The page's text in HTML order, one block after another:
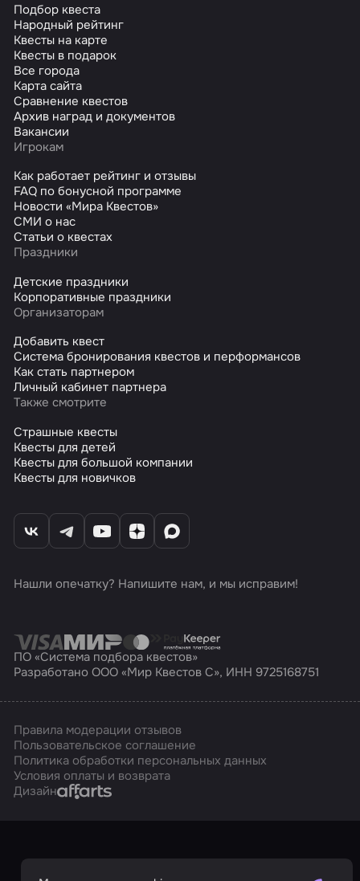
Подбор квеста
Народный рейтинг
Квесты на карте
Квесты в подарок
Все города
Карта сайта
Сравнение квестов
Архив наград и документов
Вакансии
Игрокам
Как работает рейтинг и отзывы
FAQ по бонусной программе
Новости «Мира Квестов»
СМИ о нас
Статьи о квестах
Праздники
Детские праздники
Корпоративные праздники
Организаторам
Добавить квест
Система бронирования квестов и перформансов
Как стать партнером
Личный кабинет партнера
Также смотрите
Страшные квесты
Квесты для детей
Квесты для большой компании
Квесты для новичков
Нашли опечатку? Напишите нам, и мы исправим!
ПО «Система подбора квестов»
Разработано ООО «Мир Квестов С», ИНН 9725168751
Правила модерации отзывов
Пользовательское соглашение
Политика обработки персональных данных
Условия оплаты и возврата
ДизайнAffarts